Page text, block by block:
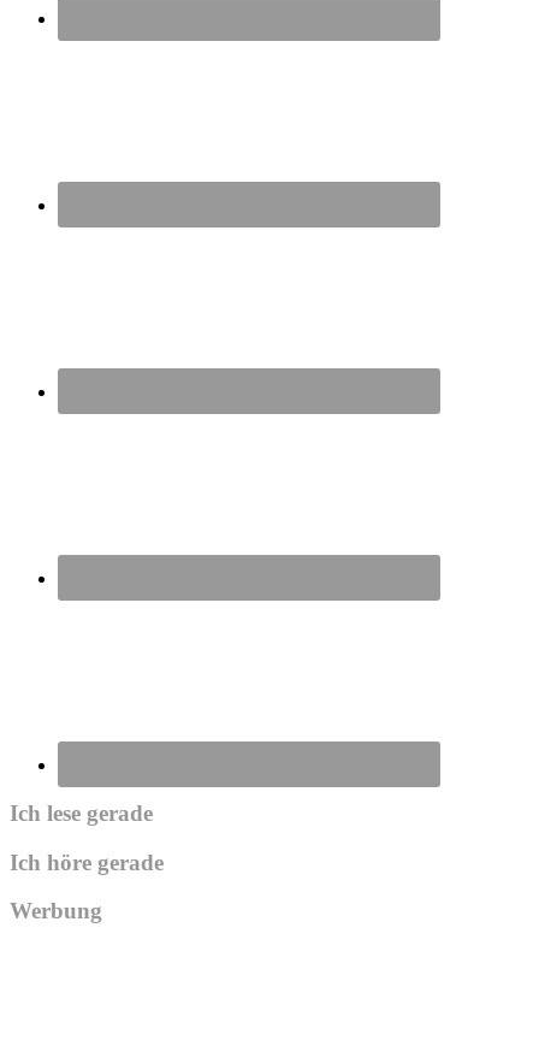
Ich lese gerade
Ich höre gerade
Werbung